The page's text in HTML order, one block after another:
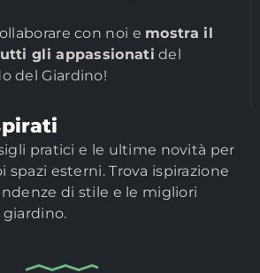
con noi e mostra il
gli appassionati del
del Giardino!
pratici e le ultime novità per
spazi esterni. Trova ispirazione
di stile e le migliori